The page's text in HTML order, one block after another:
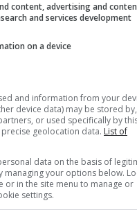
vinto il
in
30 Ottobre 2020
content, advertising and
and services development
on a device
and information from your
device data) may be stored by,
or used specifically by
geolocation data. List of
data on the basis of
managing your options below.
in the site menu to manage or
settings.